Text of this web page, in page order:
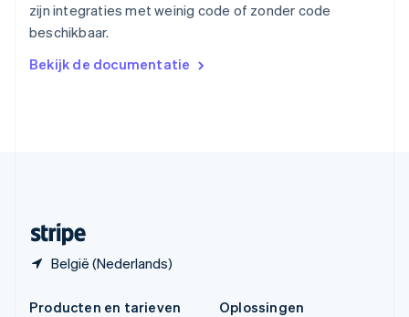
zijn integraties met weinig code of zonder code
beschikbaar.
Bekijk de documentatie
België (Nederlands)
Vasteland van China
简体中文English
English
Producten en tarieven
Oplossingen